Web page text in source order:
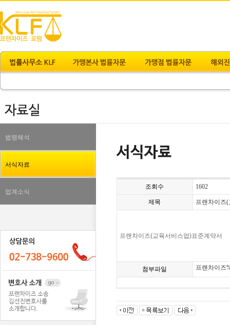
법령해석
서식자료
업계소식
조회수 1602
제목 프랜차이즈
프랜차이즈(교육서비스업)표준계약서
첨부파일 프랜차이즈